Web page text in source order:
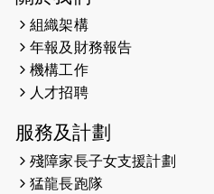
2025-02-20
2025-02-06
馬拉松與猛
組織架構
年報及財務報告
機構工作
人才招聘
服務及計劃
殘障家長子女支援計劃
猛龍長跑隊